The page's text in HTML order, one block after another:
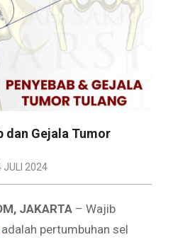
dan Gejala Tumor
JULI 2024
JAKARTA – Wajib
adalah pertumbuhan sel